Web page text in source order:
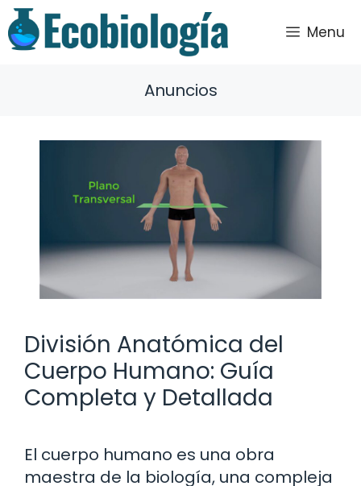
Saltar
al
contenido
Menu
Anuncios
División Anatómica del
Cuerpo Humano: Guía
Completa y Detallada
El cuerpo humano es una obra
maestra de la biología, una compleja